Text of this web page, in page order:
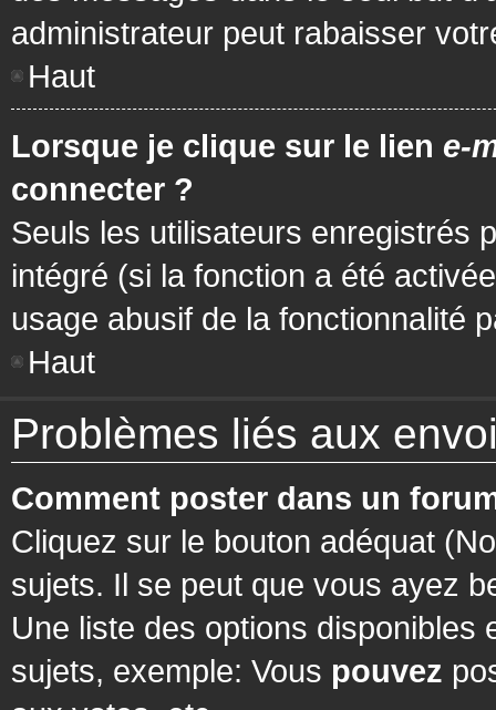
administrateur peut rabaisser
Haut
Lorsque je clique sur le lien e-
connecter ?
Seuls les utilisateurs enregistrés
intégré (si la fonction a été
usage abusif de la fonctionnalité
Haut
Problèmes liés aux
Comment poster dans un
Cliquez sur le bouton adéquat
sujets. Il se peut que vous ayez
Une liste des options
sujets, exemple: Vous pouvez